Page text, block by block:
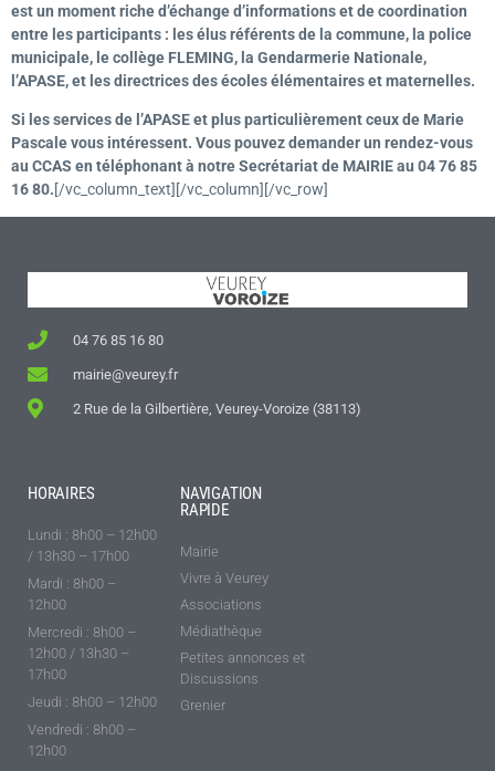
est un moment riche d’échange d’informations et de coordination
entre les participants : les élus référents de la commune, la police
municipale, le collège FLEMING, la Gendarmerie Nationale,
l’APASE, et les directrices des écoles élémentaires et maternelles.
Si les services de l’APASE et plus particulièrement ceux de Marie
Pascale vous intéressent. Vous pouvez demander un rendez-vous
au CCAS en téléphonant à notre Secrétariat de MAIRIE au 04 76 85
16 80.[/vc_column_text][/vc_column][/vc_row]
04 76 85 16 80
mairie@veurey.fr
2 Rue de la Gilbertière, Veurey-Voroize (38113)
HORAIRES
Lundi : 8h00 – 12h00
/ 13h30 – 17h00
Mardi : 8h00 –
12h00
Mercredi : 8h00 –
12h00 / 13h30 –
17h00
Jeudi : 8h00 – 12h00
Vendredi : 8h00 –
12h00
NAVIGATION
RAPIDE
Mairie
Vivre à Veurey
Associations
Médiathèque
Petites annonces et
Discussions
Grenier